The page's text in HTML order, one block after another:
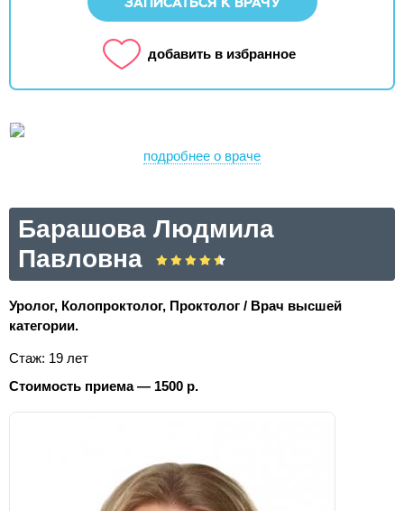
добавить в избранное
подробнее о враче
Барашова Людмила
Павловна
Уролог, Колопроктолог, Проктолог / Врач высшей
категории.
Стаж: 19 лет
Стоимость приема — 1500 р.